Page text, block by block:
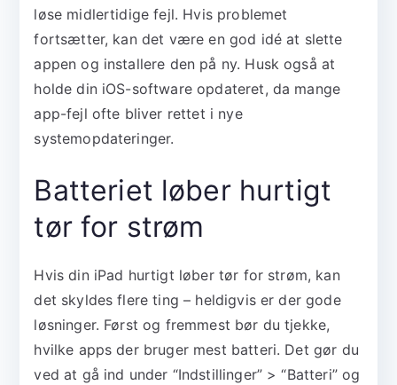
løse midlertidige fejl. Hvis problemet
fortsætter, kan det være en god idé at slette
appen og installere den på ny. Husk også at
holde din iOS-software opdateret, da mange
app-fejl ofte bliver rettet i nye
systemopdateringer.
Batteriet løber hurtigt
tør for strøm
Hvis din iPad hurtigt løber tør for strøm, kan
det skyldes flere ting – heldigvis er der gode
løsninger. Først og fremmest bør du tjekke,
hvilke apps der bruger mest batteri. Det gør du
ved at gå ind under “Indstillinger” > “Batteri” og